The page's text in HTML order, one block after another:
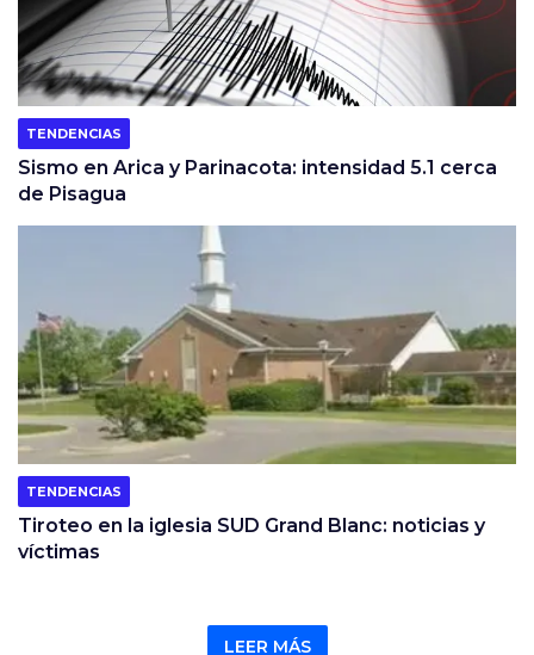
TENDENCIAS
Sismo en Arica y Parinacota: intensidad 5.1 cerca
de Pisagua
TENDENCIAS
Tiroteo en la iglesia SUD Grand Blanc: noticias y
víctimas
LEER MÁS